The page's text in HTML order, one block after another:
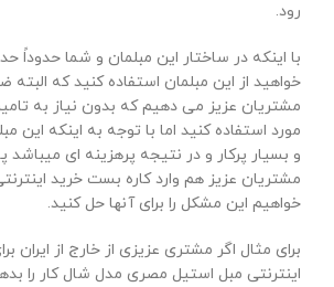
رود.
مشتریان عزیز می دهیم که بدون نیاز به
مورد استفاده کنید اما با توجه به اینکه این
و بسیار پرکار و در نتیجه پرهزینه ای میباشد
مشتریان عزیز هم وارد کاره بست خرید
خواهیم این مشکل را برای آنها حل کنید.
برای مثال اگر مشتری عزیزی از خارج از ایران
اینترنتی مبل استیل مصری مدل شال کار را